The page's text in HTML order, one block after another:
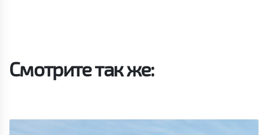
Смотрите так же: